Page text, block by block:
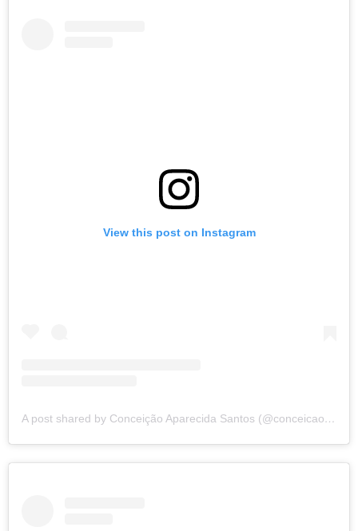
View this post on Instagram
A post shared by Conceição Aparecida Santos (@conceicao.a.santos)